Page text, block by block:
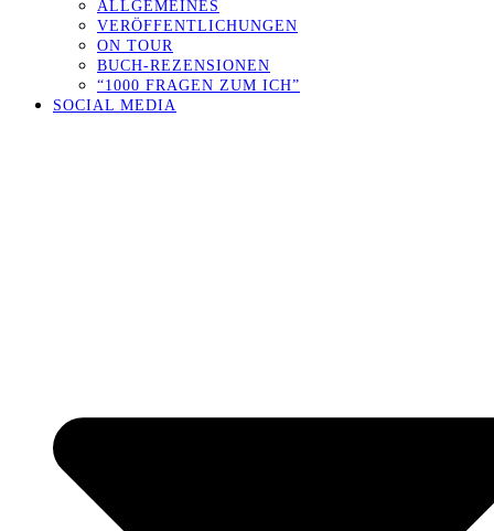
ALLGEMEINES
VERÖFFENTLICHUNGEN
ON TOUR
BUCH-REZENSIONEN
“1000 FRAGEN ZUM ICH”
SOCIAL MEDIA